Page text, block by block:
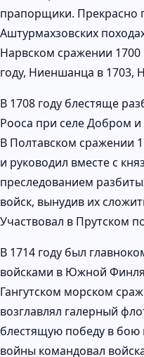
прапорщики. Прекрасно
Аштурмахзовских
Нарвском сражении 1700
году, Ниеншанца в 1703,
В 1708 году блестяще
Рооса при селе Добром
В Полтавском сражении
и руководил вместе с
преследованием
войск, вынудив их
Участвовал в Прутском
В 1714 году был
войсками в Южной
Гангутском морском
возглавлял галерный
блестящую победу в бою
войны командовал